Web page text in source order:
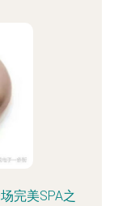
完美SPA之